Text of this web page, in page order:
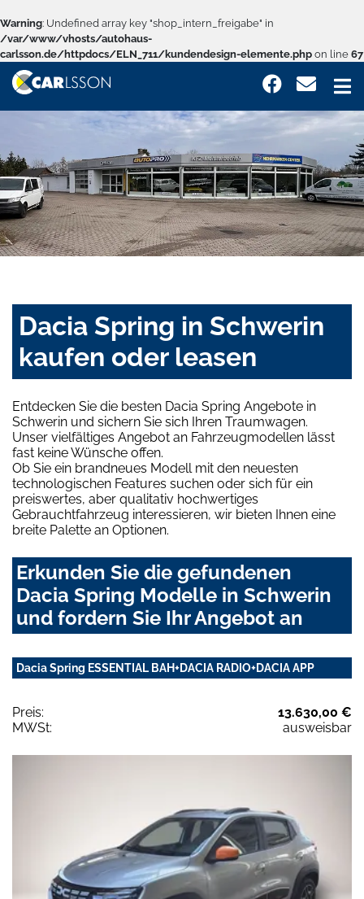
Warning: Undefined array key "shop_intern_freigabe" in
/var/www/vhosts/autohaus-
carlsson.de/httpdocs/ELN_711/kundendesign-elemente.php on line 67
Dacia Spring in Schwerin
kaufen oder leasen
Entdecken Sie die besten Dacia Spring Angebote in
Schwerin und sichern Sie sich Ihren Traumwagen.
Unser vielfältiges Angebot an Fahrzeugmodellen lässt
fast keine Wünsche offen.
Ob Sie ein brandneues Modell mit den neuesten
technologischen Features suchen oder sich für ein
preiswertes, aber qualitativ hochwertiges
Gebrauchtfahrzeug interessieren, wir bieten Ihnen eine
breite Palette an Optionen.
Erkunden Sie die gefundenen
Dacia Spring Modelle in Schwerin
und fordern Sie Ihr Angebot an
Dacia Spring ESSENTIAL BAH+DACIA RADIO+DACIA APP
Preis:
13.630,00 €
MWSt:
ausweisbar